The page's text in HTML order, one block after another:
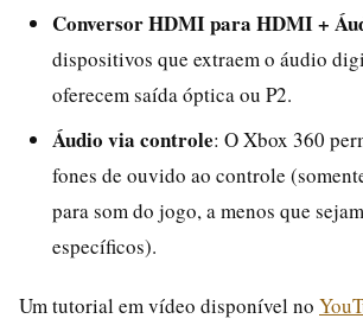
Conversor HDMI para HDMI +
dispositivos que extraem o áudio
oferecem saída óptica ou P2.
Áudio via controle: O Xbox 360
fones de ouvido ao controle
para som do jogo, a menos que
específicos).
Um tutorial em vídeo disponível no